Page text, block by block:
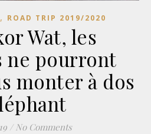
, ROAD TRIP 2019/2020
Wat, les
ne pourront
monter à dos
/ No Comments